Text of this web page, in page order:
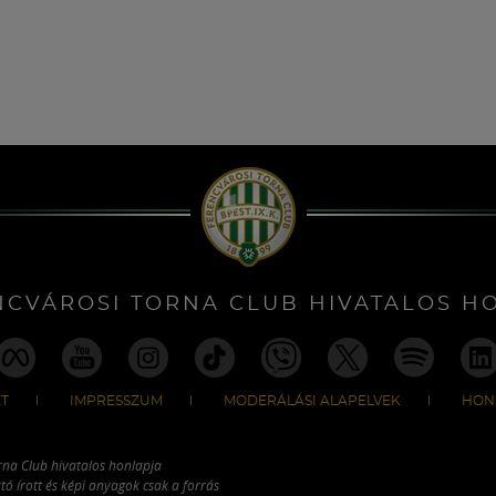
TORNA CLUB HIVATALOS
IMPRESSZUM MODERÁLÁSI ALAPELVEK
Club hivatalos honlapja
írott és képi anyagok csak a forrás